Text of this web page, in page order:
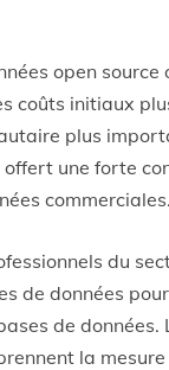
open source
coûts initiaux
plus
une forte
commerciales.
du
de données
de données.
la